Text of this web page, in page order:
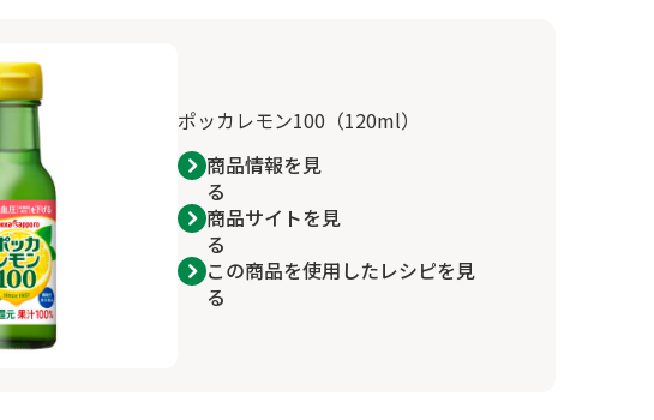
ポッカレモン100（120ml）
商品情報を見
る
商品サイトを見
る
この商品を使用したレシピを見
る